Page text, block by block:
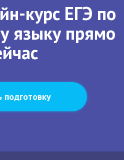
курс ЕГЭ по
языку прямо
подготовку